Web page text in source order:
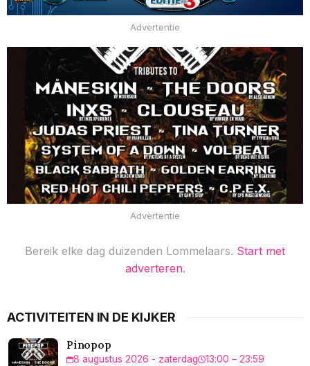
Advertentie
Advertentie
Bereik elke dag duizenden Lommelaars. Start met
adverteren.
ACTIVITEITEN IN DE KIJKER
Pinopop
8 augustus 2026 - zaterdag 13:00 – 23:59